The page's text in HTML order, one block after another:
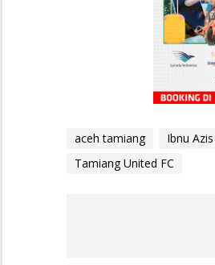
aceh tamiang Ibnu Azis
Tamiang United FC